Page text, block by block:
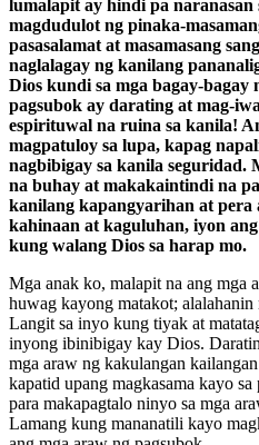
lumalapit ay hindi pa naranasan
magdudulot ng pinaka-
pasasalamat at masamasang
naglalagay ng kanilang
Dios kundi sa mga bagay-bagay
pagsubok ay darating at mag-
espirituwal na ruina sa kanila!
magpatuloy sa lupa, kapag
nagbibigay sa kanila seguridad.
na buhay at makakaintindi na
kanilang kapangyarihan at pera
kahinaan at kaguluhan, iyon
kung walang Dios sa harap mo.
Mga anak ko, malapit na ang mga
huwag kayong matakot;
Langit sa inyo kung tiyak at
inyong ibinibigay kay Dios.
mga araw ng kakulangan
kapatid upang magkasama kayo
para makapagtalo ninyo sa mga
Lamang kung mananatili kayo